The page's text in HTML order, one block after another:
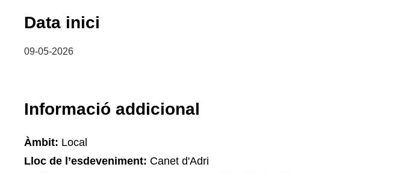
Data inici
09-05-2026
Informació addicional
Àmbit: Local
Lloc de l’esdeveniment: Canet d'Adri